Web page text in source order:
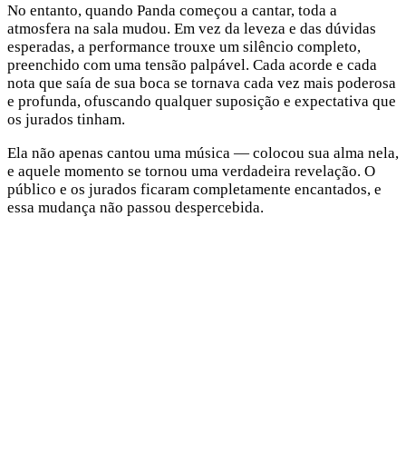
No entanto, quando Panda começou a cantar, toda a
atmosfera na sala mudou. Em vez da leveza e das dúvidas
esperadas, a performance trouxe um silêncio completo,
preenchido com uma tensão palpável. Cada acorde e cada
nota que saía de sua boca se tornava cada vez mais poderosa
e profunda, ofuscando qualquer suposição e expectativa que
os jurados tinham.
Ela não apenas cantou uma música — colocou sua alma nela,
e aquele momento se tornou uma verdadeira revelação. O
público e os jurados ficaram completamente encantados, e
essa mudança não passou despercebida.